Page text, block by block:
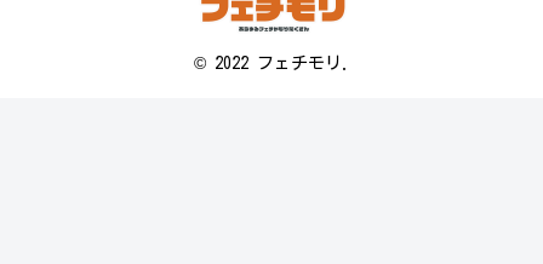
© 2022 フェチモリ.